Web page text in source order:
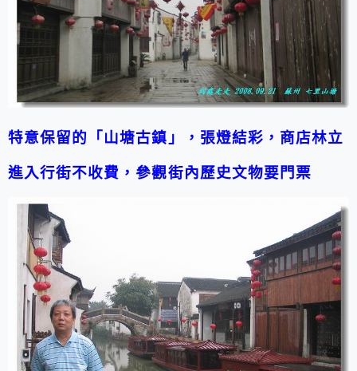
特意保留的「山塘古鎮」，張燈結彩，商店林立
進入行街不收費，參觀街內歷史文物要門票